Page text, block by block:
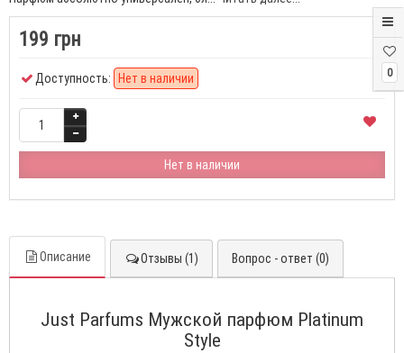
0
199 грн
Доступность: Нет в наличии
Нет в наличии
Описание Отзывы (1) Вопрос - ответ (0)
Just Parfums Мужской парфюм Platinum
Style